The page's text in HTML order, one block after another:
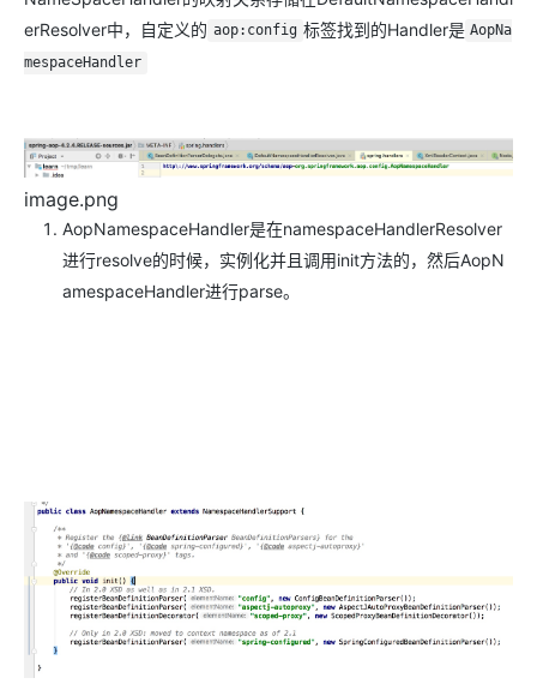
erResolver中，自定义的 aop:config 标签找到的Handler是 AopNa
mespaceHandler
image.png
AopNamespaceHandler是在namespaceHandlerResolver
进行resolve的时候，实例化并且调用init方法的，然后AopN
amespaceHandler进行parse。